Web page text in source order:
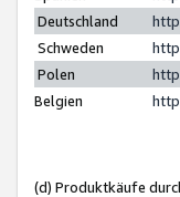
Deutschland
Schweden
Polen
Belgien
(d) Produktkäufe